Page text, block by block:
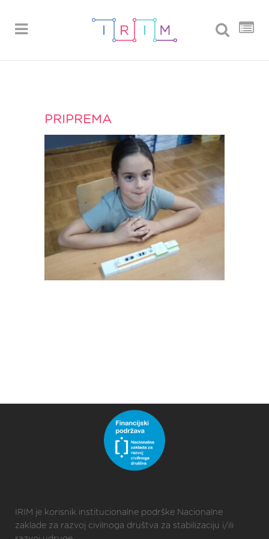
PRIPREMA
IRIM je korisnik institucionalne podrške Nacionalne
zaklade za razvoj civilnoga društva za stabilizaciju i/ili